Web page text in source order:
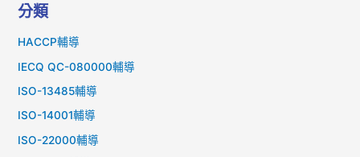
分類
HACCP輔導
IECQ QC-080000輔導
ISO-13485輔導
ISO-14001輔導
ISO-22000輔導